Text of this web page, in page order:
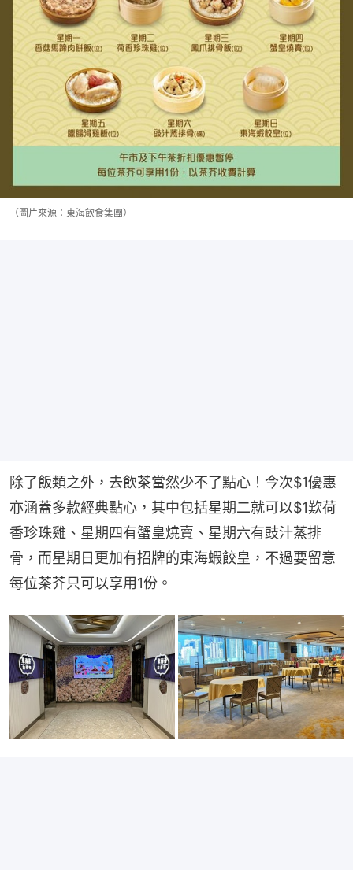
（圖片來源：東海飲食集團）
除了飯類之外，去飲茶當然少不了點心！今次$1優惠
亦涵蓋多款經典點心，其中包括星期二就可以$1歎荷
香珍珠雞、星期四有蟹皇燒賣、星期六有豉汁蒸排
骨，而星期日更加有招牌的東海蝦餃皇，不過要留意
每位茶芥只可以享用1份。